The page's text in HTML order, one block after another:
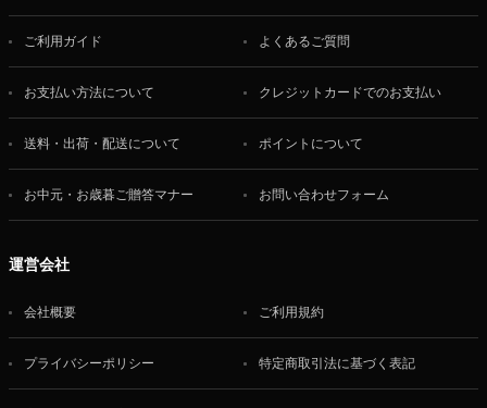
ご利用ガイド よくあるご質問
お支払い方法について クレジットカードでのお支払い
送料・出荷・配送について ポイントについて
お中元・お歳暮ご贈答マナー お問い合わせフォーム
運営会社
会社概要 ご利用規約
プライバシーポリシー 特定商取引法に基づく表記